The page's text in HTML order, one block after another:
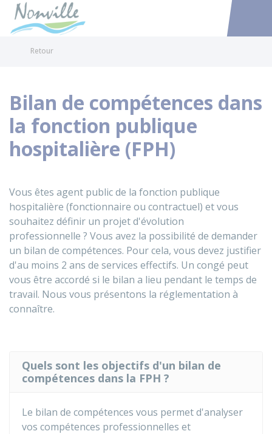
Accéder
Retour
Bilan de compétences dans
la fonction publique
hospitalière (FPH)
Vous êtes agent public de la fonction publique
hospitalière (fonctionnaire ou contractuel) et vous
souhaitez définir un projet d'évolution
professionnelle ? Vous avez la possibilité de demander
un bilan de compétences. Pour cela, vous devez justifier
d'au moins 2 ans de services effectifs. Un congé peut
vous être accordé si le bilan a lieu pendant le temps de
travail. Nous vous présentons la réglementation à
connaître.
Quels sont les objectifs d'un bilan de
compétences dans la FPH ?
Le bilan de compétences vous permet d'analyser
vos compétences professionnelles et